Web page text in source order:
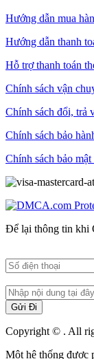
Hướng dẫn mua
Hướng dẫn thanh
Hỗ trợ thanh toán
Chính sách vận
Chính sách đổi, trả
Chính sách bảo
Chính sách bảo
Để lại thông tin khi
Copyright © . All
Một hệ thống được